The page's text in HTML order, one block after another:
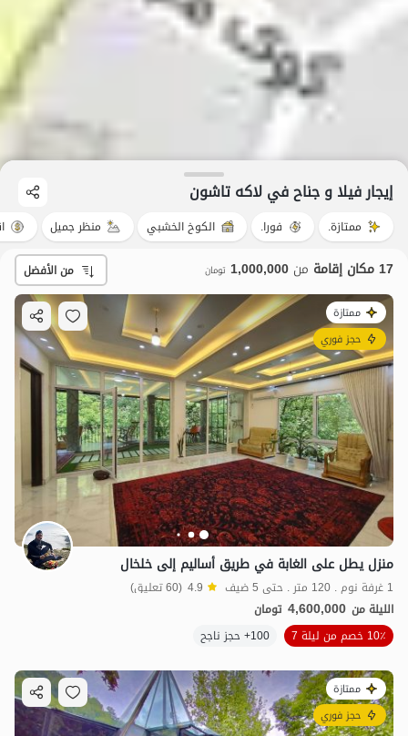
إيجار فيلا و جناح في لاکه تاشون
ممتازة. فورا. الكوخ الخشبي منظر جميل
17 مكان إقامة من 1,000,000 تومان من الأفضل
ممتازة
حجز فوري
منزل يطل على الغابة في طريق أساليم إلى خلخال
1 غرفة نوم . 120 متر . حتى 5 ضيف 4.9 (60 تعليق)
الليلة من 4,600,000 تومان
10٪ خصم من ليلة 7
100+ حجز ناجح
ممتازة
حجز فوري